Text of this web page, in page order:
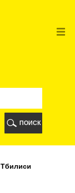
ПОИСК
Тбилиси